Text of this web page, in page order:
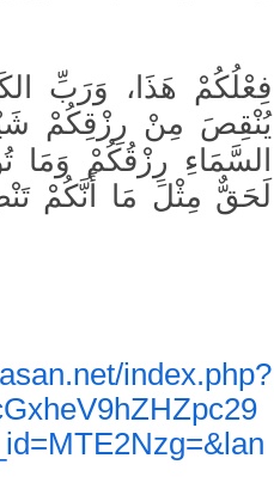
فِعْلُكُمْ هَذَا، وَرَبِّ
يُنْقِصَ مِنْ رِزْقِكُمْ
السَّمَاءِ رِزْقُكُمْ وَمَا
لَحَقٌّ مِثْلَ مَا أَنَّكُمْ
index.php?